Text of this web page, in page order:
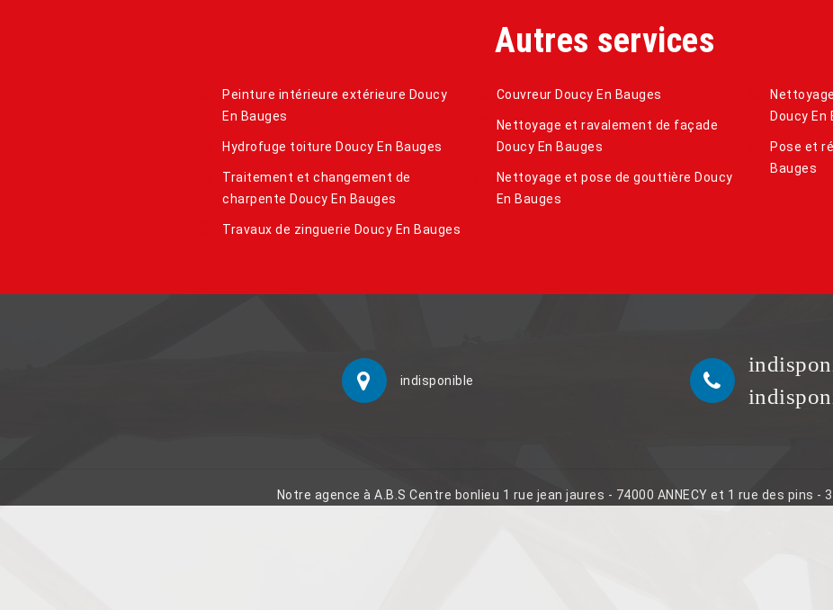
Autres services
Peinture intérieure extérieure Doucy
En Bauges
Hydrofuge toiture Doucy En Bauges
Traitement et changement de
charpente Doucy En Bauges
Travaux de zinguerie Doucy En Bauges
Couvreur Doucy En Bauges
Nettoyage et ravalement de façade
Doucy En Bauges
Nettoyage et pose de gouttière Doucy
En Bauges
Doucy En
Pose et
Bauges
indisponible
Notre agence à A.B.S Centre bonlieu 1 rue jean jaures - 74000 ANNECY et 1 rue des pins -